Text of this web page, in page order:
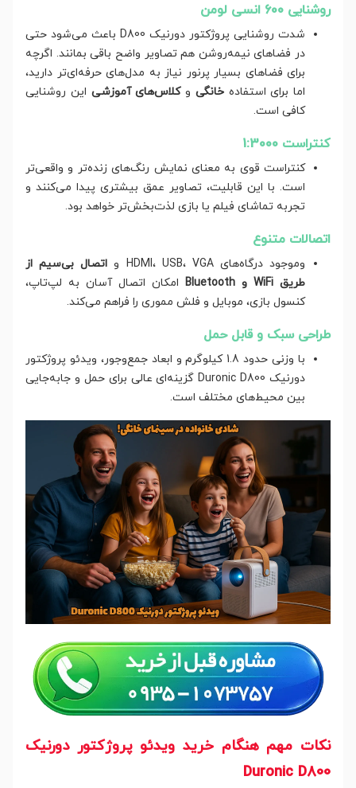
روشنایی 600 انسی لومن
شدت روشنایی پروژکتور دورنیک D800 باعث می‌شود حتی
در فضاهای نیمه‌روشن هم تصاویر واضح باقی بمانند. اگرچه
برای فضاهای بسیار پرنور نیاز به مدل‌های حرفه‌ای‌تر دارید،
اما برای استفادهخانگی وکلاس‌های آموزشی این روشنایی
کافی است.
کنتراست 1:3000
کنتراست قوی به معنای نمایش رنگ‌های زنده‌تر و واقعی‌تر
است. با این قابلیت، تصاویر عمق بیشتری پیدا می‌کنند و
تجربه تماشای فیلم یا بازی لذت‌بخش‌تر خواهد بود.
اتصالات متنوع
وموجود درگاه‌های HDMI، USB، VGA و
اتصال بی‌سیم از
طریق WiFi و Bluetooth
امکان اتصال آسان به لپ‌تاپ،
کنسول بازی، موبایل و فلش مموری را فراهم می‌کند.
طراحی سبک و قابل حمل
با وزنی حدود 1.8 کیلوگرم و ابعاد جمع‌وجور، ویدئو پروژکتور
دورنیک Duronic D800 گزینه‌ای عالی برای حمل و جابه‌جایی
بین محیط‌های مختلف است.
نکات مهم هنگام خرید ویدئو پروژکتور دورنیک
Duronic D800